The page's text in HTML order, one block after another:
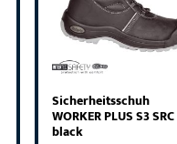
Sicherheitsschuh
WORKER PLUS S3 SRC
black